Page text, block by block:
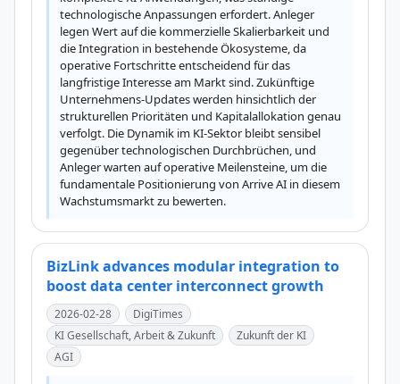
technologische Anpassungen erfordert. Anleger
legen Wert auf die kommerzielle Skalierbarkeit und
die Integration in bestehende Ökosysteme, da
operative Fortschritte entscheidend für das
langfristige Interesse am Markt sind. Zukünftige
Unternehmens-Updates werden hinsichtlich der
strukturellen Prioritäten und Kapitalallokation genau
verfolgt. Die Dynamik im KI-Sektor bleibt sensibel
gegenüber technologischen Durchbrüchen, und
Anleger warten auf operative Meilensteine, um die
fundamentale Positionierung von Arrive AI in diesem
Wachstumsmarkt zu bewerten.
BizLink advances modular integration to
boost data center interconnect growth
2026-02-28
DigiTimes
KI Gesellschaft, Arbeit & Zukunft
Zukunft der KI
AGI